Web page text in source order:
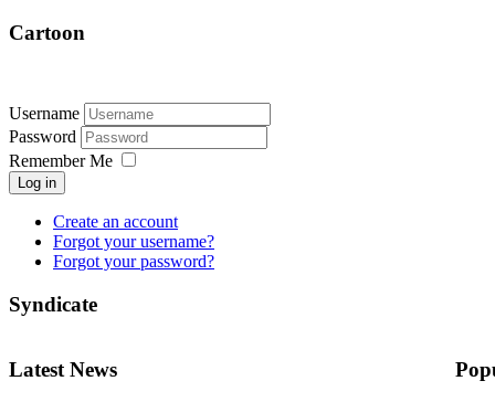
Cartoon
Username
Password
Remember Me
Log in
Create an account
Forgot your username?
Forgot your password?
Syndicate
Latest News